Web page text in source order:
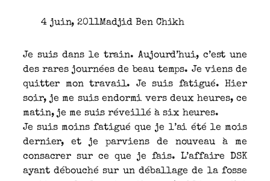
4 juin, 2011Madjid Ben Chikh
Je suis dans le train. Aujourd’hui, c’est une
des rares journées de beau temps. Je viens de
quitter mon travail. Je suis fatigué. Hier
soir, je me suis endormi vers deux heures, ce
matin, je me suis réveillé à six heures.
Je suis moins fatigué que je l’ai été le mois
dernier, et je parviens de nouveau à me
consacrer sur ce que je fais. L’affaire DSK
ayant débouché sur un déballage de la fosse